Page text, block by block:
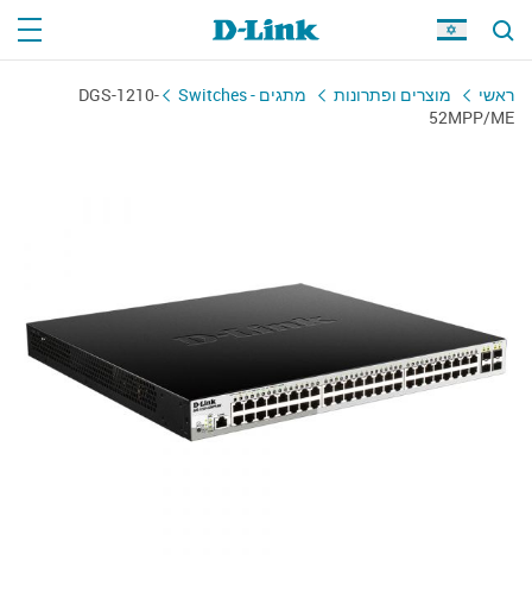
ראשי מוצרים ופתרונות מתגים - Switches
DGS-1210-
52MPP/ME